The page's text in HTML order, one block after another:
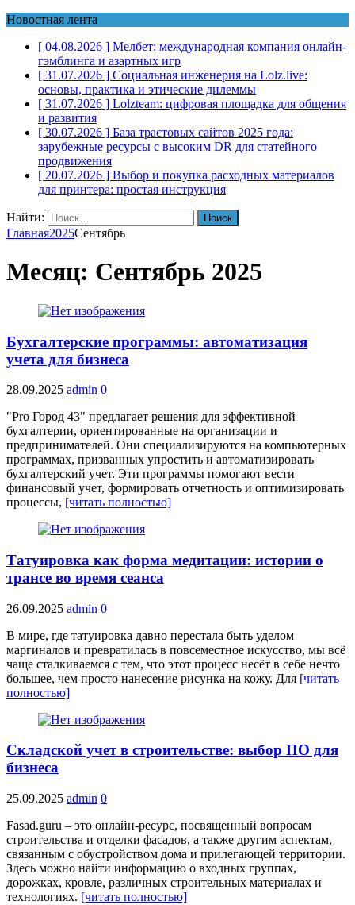
Новостная лента
[ 04.08.2026 ] Мелбет: международная компания онлайн-
гэмблинга и азартных игр
[ 31.07.2026 ] Социальная инженерия на Lolz.live:
основы, практика и этические дилеммы
[ 31.07.2026 ] Lolzteam: цифровая площадка для общения
и развития
[ 30.07.2026 ] База трастовых сайтов 2025 года:
зарубежные ресурсы с высоким DR для статейного
продвижения
[ 20.07.2026 ] Выбор и покупка расходных материалов
для принтера: простая инструкция
Найти:
Главная2025Сентябрь
Месяц: Сентябрь 2025
Бухгалтерские программы: автоматизация
учета для бизнеса
28.09.2025 admin 0
"Pro Город 43" предлагает решения для эффективной
бухгалтерии, ориентированные на организации и
предпринимателей. Они специализируются на компьютерных
программах, призванных упростить и автоматизировать
бухгалтерский учет. Эти программы помогают вести
финансовый учет, формировать отчетность и оптимизировать
процессы, [читать полностью]
Татуировка как форма медитации: истории о
трансе во время сеанса
26.09.2025 admin 0
В мире, где татуировка давно перестала быть уделом
маргиналов и превратилась в повсеместное искусство, мы всё
чаще сталкиваемся с тем, что этот процесс несёт в себе нечто
большее, чем просто нанесение рисунка на кожу. Для [читать
полностью]
Складской учет в строительстве: выбор ПО для
бизнеса
25.09.2025 admin 0
Fasad.guru – это онлайн-ресурс, посвященный вопросам
строительства и отделки фасадов, а также другим аспектам,
связанным с обустройством дома и прилегающей территории.
Здесь можно найти информацию о входных группах,
дорожках, кровле, различных строительных материалах и
технологиях. [читать полностью]